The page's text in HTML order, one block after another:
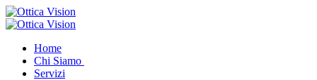
Home
Chi Siamo
Servizi